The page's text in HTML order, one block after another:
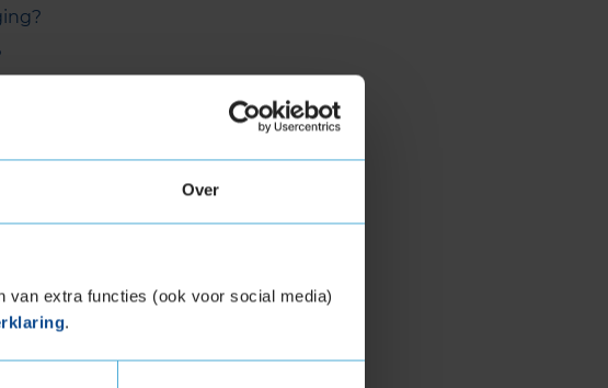
Over
van extra functies (ook voor social media)
.